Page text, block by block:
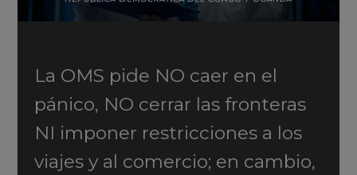
La OMS pide NO caer en el
pánico, NO cerrar las fronteras
NI imponer restricciones a los
viajes y al comercio; en cambio,